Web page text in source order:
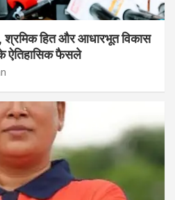
श्रमिक हित और आधारभूत विकास
ऐतिहासिक फैसले